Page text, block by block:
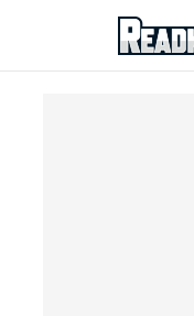
ReadkonG